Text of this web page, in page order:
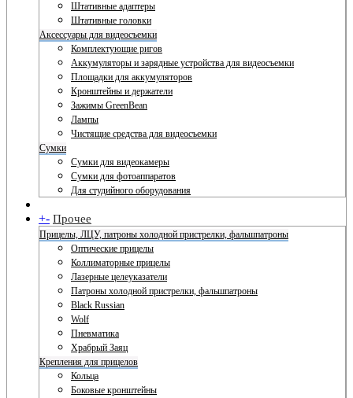
Штативные адаптеры
Штативные головки
Аксессуары для видеосъемки
Комплектующие ригов
Аккумуляторы и зарядные устройства для видеосъемки
Площадки для аккумуляторов
Кронштейны и держатели
Зажимы GreenBean
Лампы
Чистящие средства для видеосъемки
Сумки
Сумки для видеокамеры
Сумки для фотоаппаратов
Для студийного оборудования
+- Прочее
Прицелы, ЛЦУ, патроны холодной пристрелки, фальшпатроны
Оптические прицелы
Коллиматорные прицелы
Лазерные целеуказатели
Патроны холодной пристрелки, фальшпатроны
Black Russian
Wolf
Пневматика
Храбрый Заяц
Крепления для прицелов
Кольца
Боковые кронштейны